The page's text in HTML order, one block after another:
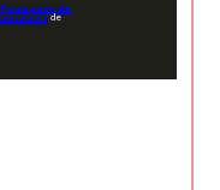
Politiques de
de